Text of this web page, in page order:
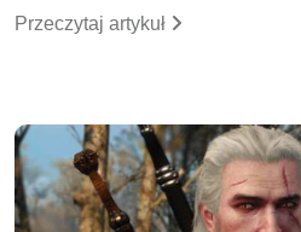
Przeczytaj artykuł